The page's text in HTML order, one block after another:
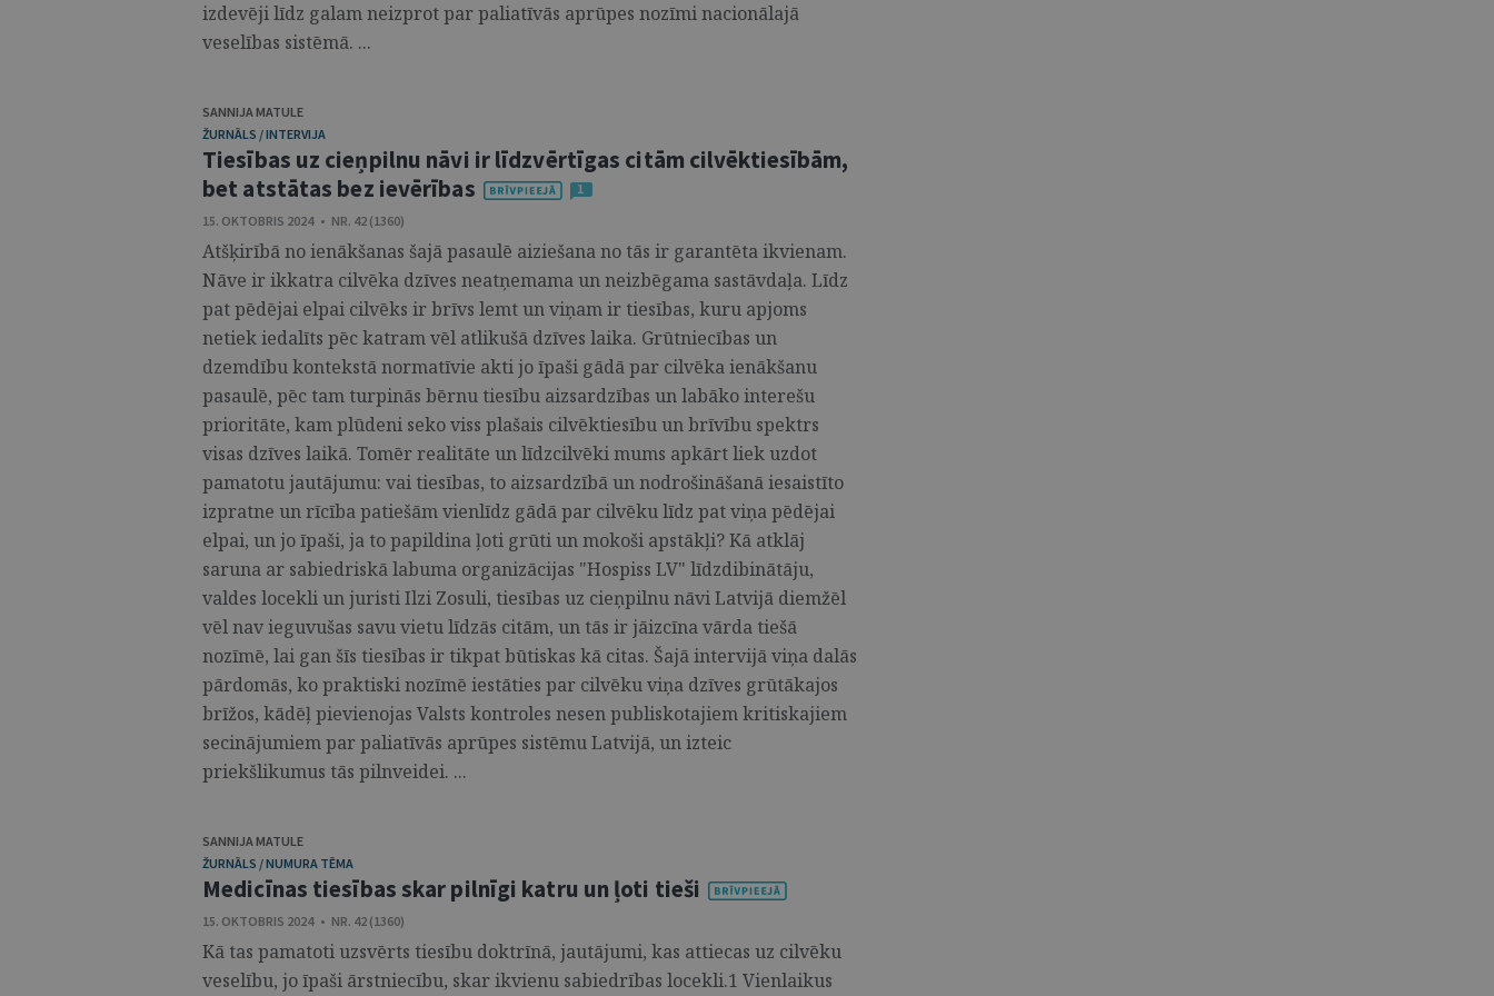
izdevēji līdz galam neizprot par paliatīvās aprūpes nozīmi nacionālajā
veselības sistēmā. ...
SANNIJA MATULE
ŽURNĀLS / INTERVIJA
Tiesības uz cieņpilnu nāvi ir līdzvērtīgas citām cilvēktiesībām,
bet atstātas bez ievērības
1
15. OKTOBRIS 2024 • NR. 42 (1360)
Atšķirībā no ienākšanas šajā pasaulē aiziešana no tās ir garantēta ikvienam.
Nāve ir ikkatra cilvēka dzīves neatņemama un neizbēgama sastāvdaļa. Līdz
pat pēdējai elpai cilvēks ir brīvs lemt un viņam ir tiesības, kuru apjoms
netiek iedalīts pēc katram vēl atlikušā dzīves laika. Grūtniecības un
dzemdību kontekstā normatīvie akti jo īpaši gādā par cilvēka ienākšanu
pasaulē, pēc tam turpinās bērnu tiesību aizsardzības un labāko interešu
prioritāte, kam plūdeni seko viss plašais cilvēktiesību un brīvību spektrs
visas dzīves laikā. Tomēr realitāte un līdzcilvēki mums apkārt liek uzdot
pamatotu jautājumu: vai tiesības, to aizsardzībā un nodrošināšanā iesaistīto
izpratne un rīcība patiešām vienlīdz gādā par cilvēku līdz pat viņa pēdējai
elpai, un jo īpaši, ja to papildina ļoti grūti un mokoši apstākļi? Kā atklāj
saruna ar sabiedriskā labuma organizācijas "Hospiss LV" līdzdibinātāju,
valdes locekli un juristi Ilzi Zosuli, tiesības uz cieņpilnu nāvi Latvijā diemžēl
vēl nav ieguvušas savu vietu līdzās citām, un tās ir jāizcīna vārda tiešā
nozīmē, lai gan šīs tiesības ir tikpat būtiskas kā citas. Šajā intervijā viņa dalās
pārdomās, ko praktiski nozīmē iestāties par cilvēku viņa dzīves grūtākajos
brīžos, kādēļ pievienojas Valsts kontroles nesen publiskotajiem kritiskajiem
secinājumiem par paliatīvās aprūpes sistēmu Latvijā, un izteic
priekšlikumus tās pilnveidei. ...
SANNIJA MATULE
ŽURNĀLS / NUMURA TĒMA
Medicīnas tiesības skar pilnīgi katru un ļoti tieši
15. OKTOBRIS 2024 • NR. 42 (1360)
Kā tas pamatoti uzsvērts tiesību doktrīnā, jautājumi, kas attiecas uz cilvēku
veselību, jo īpaši ārstniecību, skar ikvienu sabiedrības locekli.1 Vienlaikus